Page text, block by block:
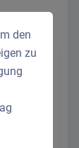
den
zu